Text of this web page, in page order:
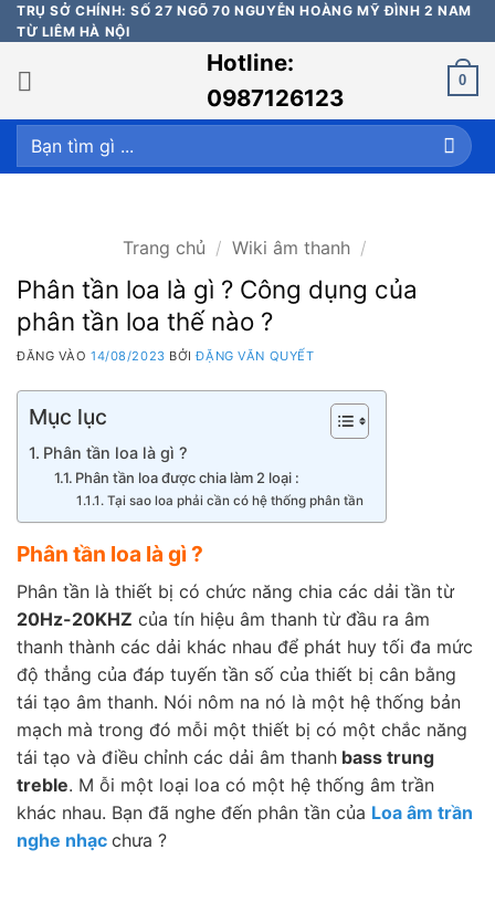
Bỏ
qua
nội
dung
TRỤ SỞ CHÍNH: SỐ 27 NGÕ 70 NGUYỄN HOÀNG MỸ ĐÌNH 2 NAM
TỪ LIÊM HÀ NỘI
Hotline:
0987126123
0
Tìm
kiếm:
Trang chủ / Wiki âm thanh /
Phân tần loa là gì ? Công dụng của
phân tần loa thế nào ?
ĐĂNG VÀO14/08/2023 BỞIĐẶNG VĂN QUYẾT
Mục lục
Phân tần loa là gì ?
Phân tần loa được chia làm 2 loại :
Tại sao loa phải cần có hệ thống phân tần
Phân tần loa là gì ?
Phân tần là thiết bị có chức năng chia các dải tần từ
20Hz-20KHZ của tín hiệu âm thanh từ đầu ra âm
thanh thành các dải khác nhau để phát huy tối đa mức
độ thẳng của đáp tuyến tần số của thiết bị cân bằng
tái tạo âm thanh. Nói nôm na nó là một hệ thống bản
mạch mà trong đó mỗi một thiết bị có một chắc năng
tái tạo và điều chỉnh các dải âm thanh bass trung
treble. M ỗi một loại loa có một hệ thống âm trần
khác nhau. Bạn đã nghe đến phân tần của Loa âm trần
nghe nhạc chưa ?